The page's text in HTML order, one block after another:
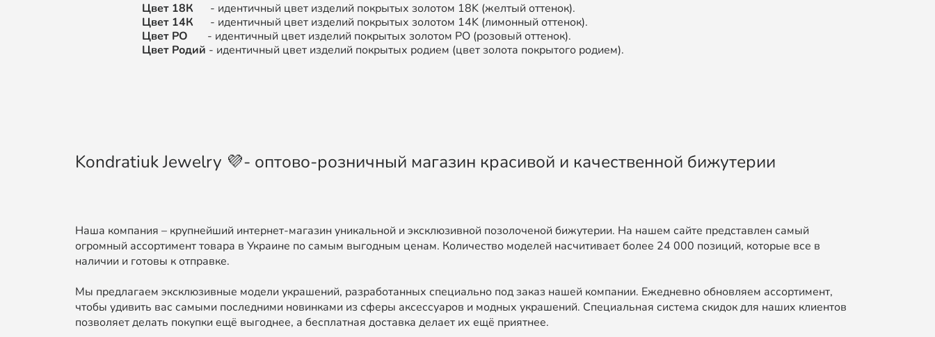
Цвет 18К - идентичный цвет изделий покрытых золотом 18K (желтый оттенок).
Цвет 14К - идентичный цвет изделий покрытых золотом 14K (лимонный оттенок).
Цвет РО - идентичный цвет изделий покрытых золотом РО (розовый оттенок).
Цвет Родий - идентичный цвет изделий покрытых родием (цвет золота покрытого родием).
Kondratiuk Jewelry 💜- оптово-розничный магазин красивой и качественной бижутерии
Наша компания – крупнейший интернет-магазин уникальной и эксклюзивной позолоченой бижутерии. На нашем сайте представлен самый
огромный ассортимент товара в Украине по самым выгодным ценам. Количество моделей насчитивает более 24 000 позиций, которые все в
наличии и готовы к отправке.
Мы предлагаем эксклюзивные модели украшений, разработанных специально под заказ нашей компании. Ежедневно обновляем ассортимент,
чтобы удивить вас самыми последними новинками из сферы аксессуаров и модных украшений. Специальная система скидок для наших клиентов
позволяет делать покупки ещё выгоднее, а бесплатная доставка делает их ещё приятнее.